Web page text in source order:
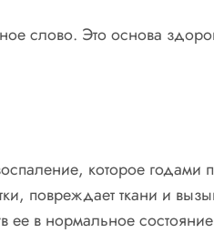
слово. Это основа
которое
повреждает ткани и
ее в нормальное